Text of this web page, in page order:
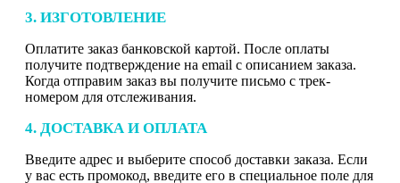
3. ИЗГОТОВЛЕНИЕ
Оплатите заказ банковской картой. После оплаты
получите подтверждение на email с описанием заказа.
Когда отправим заказ вы получите письмо с трек-
номером для отслеживания.
4. ДОСТАВКА И ОПЛАТА
Введите адрес и выберите способ доставки заказа. Если
у вас есть промокод, введите его в специальное поле для